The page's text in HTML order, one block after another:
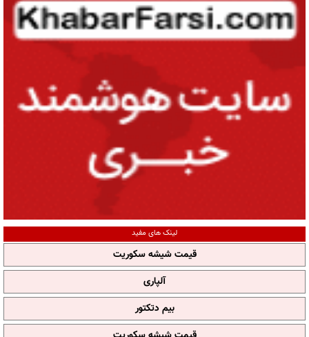
لینک های مفید
قیمت شیشه سکوریت
آلپاری
بیم دتکتور